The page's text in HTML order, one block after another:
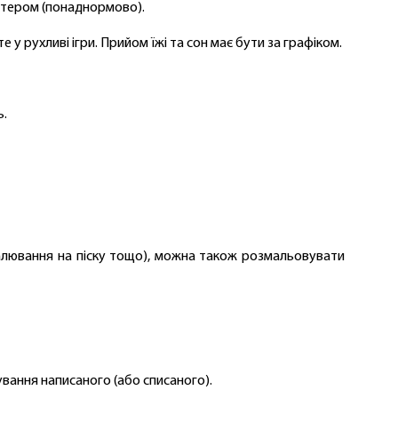
(понаднормово).
рухливі ігри. Прийом їжі та сон має бути за графіком.
на піску тощо), можна також розмальовувати
написаного (або списаного).